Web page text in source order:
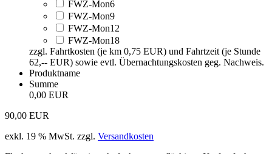
FWZ-Mon6
FWZ-Mon9
FWZ-Mon12
FWZ-Mon18
zzgl. Fahrtkosten (je km 0,75 EUR) und Fahrtzeit (je Stunde
62,-- EUR) sowie evtl. Übernachtungskosten geg. Nachweis.
Produktname
Summe
0,00 EUR
90,00 EUR
exkl. 19 % MwSt. zzgl. Versandkosten